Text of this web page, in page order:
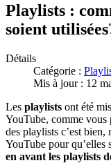
Playlists :
soient
Détails
Catégorie :
Mis à jour : 12
Les playlists ont été
YouTube, comme vous
des playlists c’est bien,
YouTube pour qu’elles
en avant les playlists